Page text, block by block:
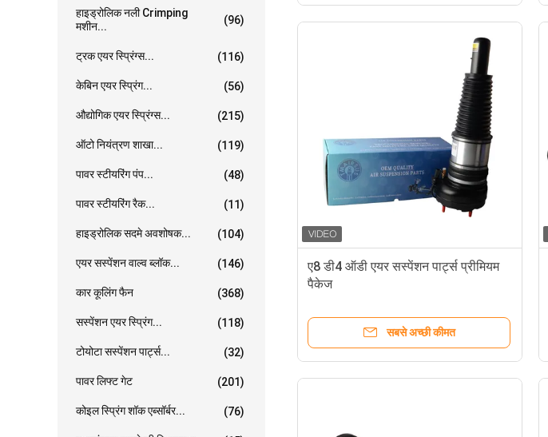
हाइड्रोलिक नली Crimping
मशीन...
(96)
ट्रक एयर स्प्रिंग्स... (116)
केबिन एयर स्प्रिंग... (56)
औद्योगिक एयर स्प्रिंग्स... (215)
ऑटो नियंत्रण शाखा... (119)
पावर स्टीयरिंग पंप... (48)
पावर स्टीयरिंग रैक... (11)
हाइड्रोलिक सदमे अवशोषक... (104)
एयर सस्पेंशन वाल्व ब्लॉक... (146)
कार कूलिंग फैन (368)
सस्पेंशन एयर स्प्रिंग... (118)
टोयोटा सस्पेंशन पार्ट्स... (32)
पावर लिफ्ट गेट (201)
कोइल स्प्रिंग शॉक एब्सॉर्बर... (76)
ए8 डी4 ऑडी एयर सस्पेंशन पार्ट्स प्रीमियम
पैकेज
सबसे अच्छी कीमत